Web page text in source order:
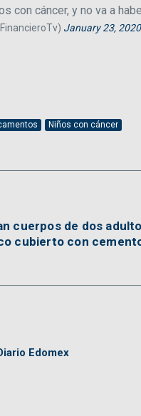
con cáncer, y no va a
January 23, 2020
Niños con cáncer
cuerpos de dos
cubierto con
Edomex